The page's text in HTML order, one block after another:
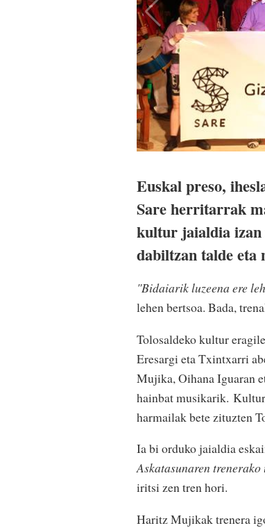
Euskal preso,
Sare herritarrak
kultur jaialdia izan
dabiltzan talde eta
"Bidaiarik luzeena ere
lehen bertsoa. Bada,
Tolosaldeko kultur
Eresargi eta Txintxarri
Mujika, Oihana Iguaran
hainbat musikarik.
harmailak bete zituzten
Ia bi orduko jaialdia
Askatasunaren
iritsi zen tren hori.
Haritz Mujikak trenera